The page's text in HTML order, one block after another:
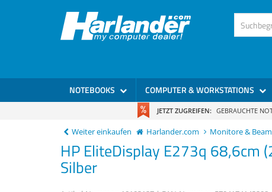
NOTEBOOKS COMPUTER & WORKSTATIONS
JETZT ZUGREIFEN: GEBRAUCHTE
Weiter einkaufen Harlander.com Monitore &
HP EliteDisplay E273q 68,6cm
Silber